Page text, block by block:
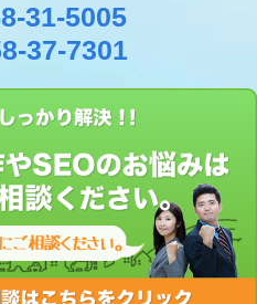
31-5005
37-7301